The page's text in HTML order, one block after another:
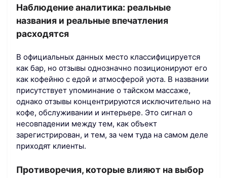
Наблюдение аналитика: реальные
названия и реальные впечатления
расходятся
В официальных данных место классифицируется
как бар, но отзывы однозначно позиционируют его
как кофейню с едой и атмосферой уюта. В названии
присутствует упоминание о тайском массаже,
однако отзывы концентрируются исключительно на
кофе, обслуживании и интерьере. Это сигнал о
несовпадении между тем, как объект
зарегистрирован, и тем, за чем туда на самом деле
приходят клиенты.
Противоречия, которые влияют на выбор